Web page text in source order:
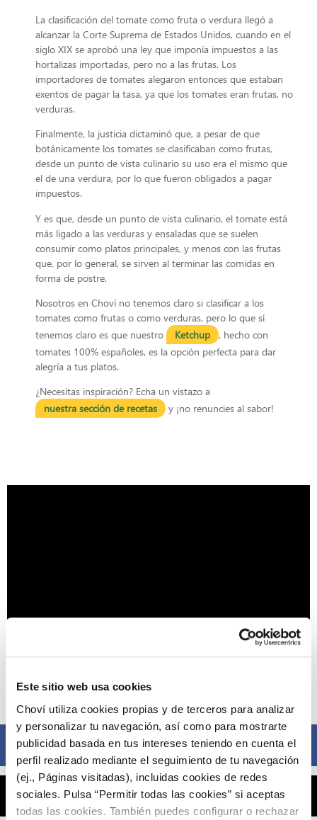
Este sitio web usa cookies
Choví utiliza cookies propias y de terceros para analizar
y personalizar tu navegación, así como para mostrarte
publicidad basada en tus intereses teniendo en cuenta el
perfil realizado mediante el seguimiento de tu navegación
(ej., Páginas visitadas), incluidas cookies de redes
sociales. Pulsa “Permitir todas las cookies” si aceptas
todas las cookies. También puedes configurar o rechazar
La clasificación del tomate como fruta o verdura llegó a
alcanzar la Corte Suprema de Estados Unidos, cuando en el
siglo XIX se aprobó una ley que imponía impuestos a las
hortalizas importadas, pero no a las frutas. Los
importadores de tomates alegaron entonces que estaban
exentos de pagar la tasa, ya que los tomates eran frutas, no
verduras.
Finalmente, la justicia dictaminó que, a pesar de que
botánicamente los tomates se clasificaban como frutas,
desde un punto de vista culinario su uso era el mismo que
el de una verdura, por lo que fueron obligados a pagar
impuestos.
Y es que, desde un punto de vista culinario, el tomate está
más ligado a las verduras y ensaladas que se suelen
consumir como platos principales, y menos con las frutas
que, por lo general, se sirven al terminar las comidas en
forma de postre.
Nosotros en Choví no tenemos claro si clasificar a los
tomates como frutas o como verduras, pero lo que sí
tenemos claro es que nuestro
Ketchup
, hecho con
tomates 100% españoles, es la opción perfecta para dar
alegría a tus platos.
¿Necesitas inspiración? Echa un vistazo a
nuestra sección de recetas
y ¡no renuncies al sabor!
Compártelo ahora
Facebook
X